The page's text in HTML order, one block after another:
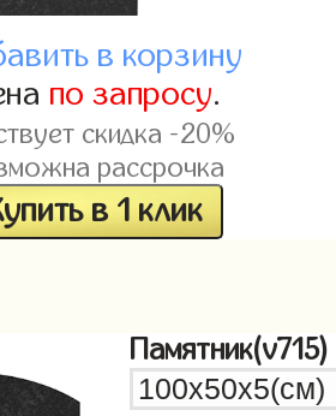
в корзину
по запросу.
скидка -20%
рассрочка
в 1 клик
Памятник(v715)